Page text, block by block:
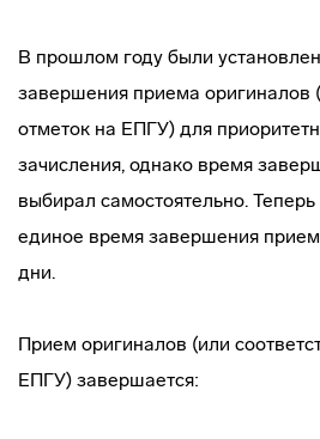
В прошлом году были
завершения приема оригиналов
отметок на ЕПГУ) для
зачисления, однако время
выбирал самостоятельно.
единое время завершения
дни.
Прием оригиналов (или
ЕПГУ) завершается: